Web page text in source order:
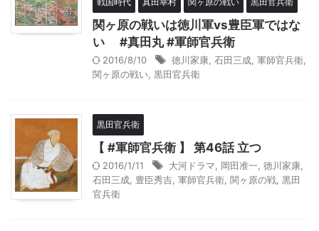
関ヶ原の戦いは徳川軍vs豊臣軍ではな
い #真田丸 #軍師官兵衛
2016/8/10 徳川家康 石田三成 軍師官兵衛
関ヶ原の戦い 黒田官兵衛
黒田官兵衛
【 #軍師官兵衛 】 第46話 立つ
2016/1/11 大河ドラマ 岡田准一 徳川家康
石田三成 豊臣秀吉 軍師官兵衛 関ヶ原の戦 黒田
官兵衛